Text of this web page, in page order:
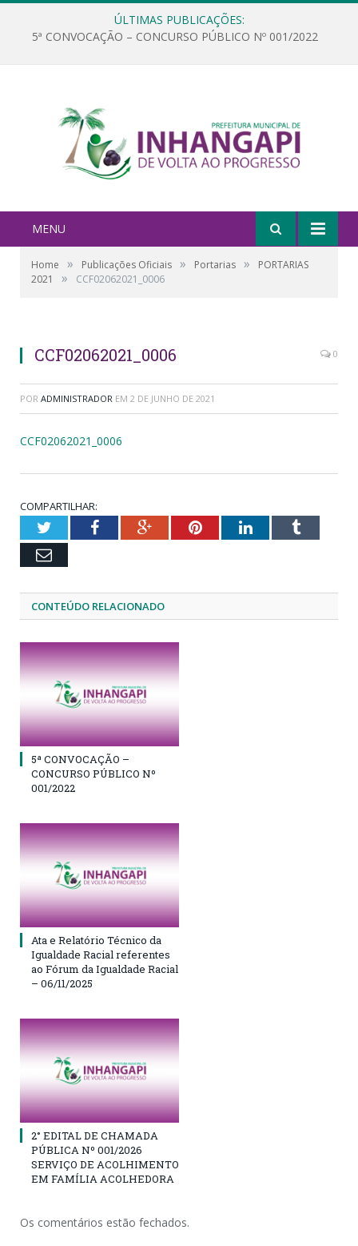
ÚLTIMAS PUBLICAÇÕES:
5ª CONVOCAÇÃO – CONCURSO PÚBLICO Nº 001/2022
MENU
Home » Publicações Oficiais » Portarias »
PORTARIAS
2021
» CCF02062021_0006
CCF02062021_0006 0
POR ADMINISTRADOR EM 2 DE JUNHO DE 2021
CCF02062021_0006
COMPARTILHAR:
TwitterFacebookGoogle+PinterestLinkedInTumblr
Email
CONTEÚDO RELACIONADO
5ª CONVOCAÇÃO –
CONCURSO PÚBLICO Nº
001/2022
Ata e Relatório Técnico da
Igualdade Racial referentes
ao Fórum da Igualdade Racial
– 06/11/2025
2° EDITAL DE CHAMADA
PÚBLICA Nº 001/2026
SERVIÇO DE ACOLHIMENTO
EM FAMÍLIA ACOLHEDORA
Os comentários estão fechados.